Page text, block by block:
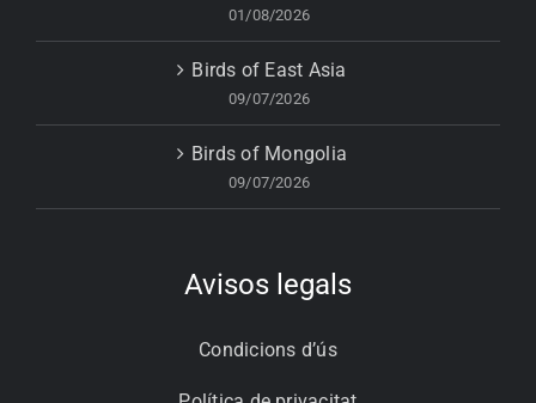
01/08/2026
Birds of East Asia
09/07/2026
Birds of Mongolia
09/07/2026
Avisos legals
Condicions d’ús